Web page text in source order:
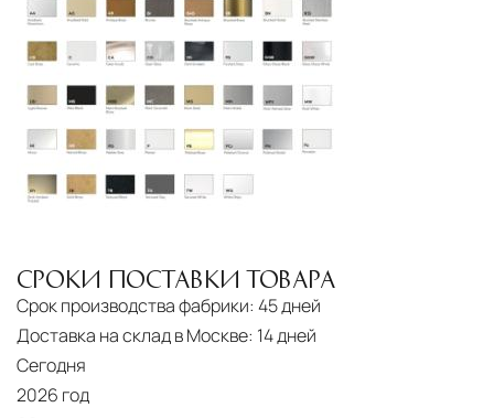
Профессиональная выгрузка
квалифицированные грузчики
осуществляют разгрузку с применением
специального оборудования и техники
Подъём на этажи— доставка мебели и
дверных блоков в квартиры и офисы с
Распаковка и расстановка— специалисты
распаковывают товар и устанавливают его в
указанное место
Вывоз упаковочного материала
СРОКИ ПОСТАВКИ ТОВАРА
Срок производства фабрики: 45 дней
Доставка на склад в Москве: 14 дней
Сегодня
2026 год